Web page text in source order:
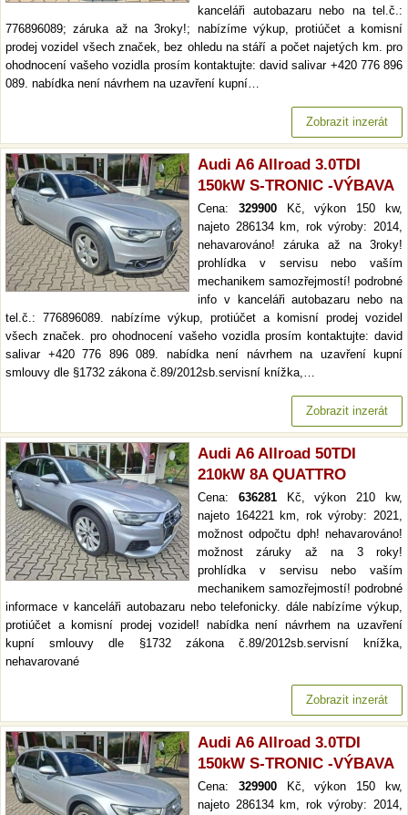
kanceláři autobazaru nebo na tel.č.:
776896089; záruka až na 3roky!; nabízíme výkup, protiúčet a komisní
prodej vozidel všech značek, bez ohledu na stáří a počet najetých km. pro
ohodnocení vašeho vozidla prosím kontaktujte: david salivar +420 776 896
089. nabídka není návrhem na uzavření kupní…
Zobrazit inzerát
Audi A6 Allroad 3.0TDI
150kW S-TRONIC -VÝBAVA
Cena: 329900Kč, výkon 150 kw,
najeto 286134 km, rok výroby: 2014,
nehavarováno! záruka až na 3roky!
prohlídka v servisu nebo vaším
mechanikem samozřejmostí! podrobné
info v kanceláři autobazaru nebo na
tel.č.: 776896089. nabízíme výkup, protiúčet a komisní prodej vozidel
všech značek. pro ohodnocení vašeho vozidla prosím kontaktujte: david
salivar +420 776 896 089. nabídka není návrhem na uzavření kupní
smlouvy dle §1732 zákona č.89/2012sb.servisní knížka,…
Zobrazit inzerát
Audi A6 Allroad 50TDI
210kW 8A QUATTRO
Cena: 636281Kč, výkon 210 kw,
najeto 164221 km, rok výroby: 2021,
možnost odpočtu dph! nehavarováno!
možnost záruky až na 3 roky!
prohlídka v servisu nebo vaším
mechanikem samozřejmostí! podrobné
informace v kanceláři autobazaru nebo telefonicky. dále nabízíme výkup,
protiúčet a komisní prodej vozidel! nabídka není návrhem na uzavření
kupní smlouvy dle §1732 zákona č.89/2012sb.servisní knížka,
nehavarované
Zobrazit inzerát
Audi A6 Allroad 3.0TDI
150kW S-TRONIC -VÝBAVA
Cena: 329900Kč, výkon 150 kw,
najeto 286134 km, rok výroby: 2014,